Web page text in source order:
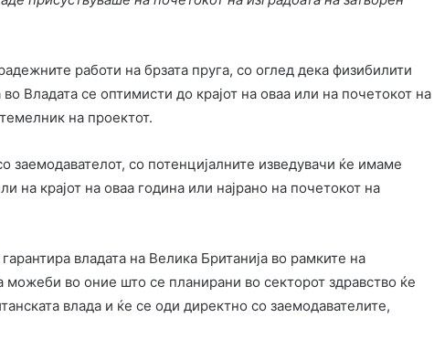
работи на брзата пруга, со оглед дека физибилити
Владата се оптимисти до крајот на оваа или на почетокот на
на проектот.
заемодавателот, со потенцијалните изведувачи ќе имаме
на крајот на оваа година или најрано на почетокот на
владата на Велика Британија во рамките на
во оние што се планирани во секторот здравство ќе
влада и ќе се оди директно со заемодавателите,